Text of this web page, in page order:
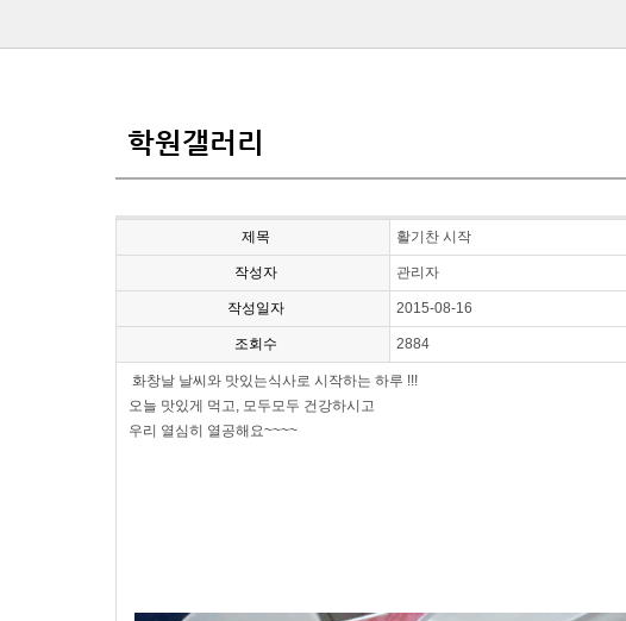
학원갤러리
제목 활기찬 시작
작성자 관리자
작성일자 2015-08-16
조회수 2884
화창날 날씨와 맛있는식사로 시작하는 하루 !!!
오늘 맛있게 먹고, 모두모두 건강하시고
우리 열심히 열공해요~~~~